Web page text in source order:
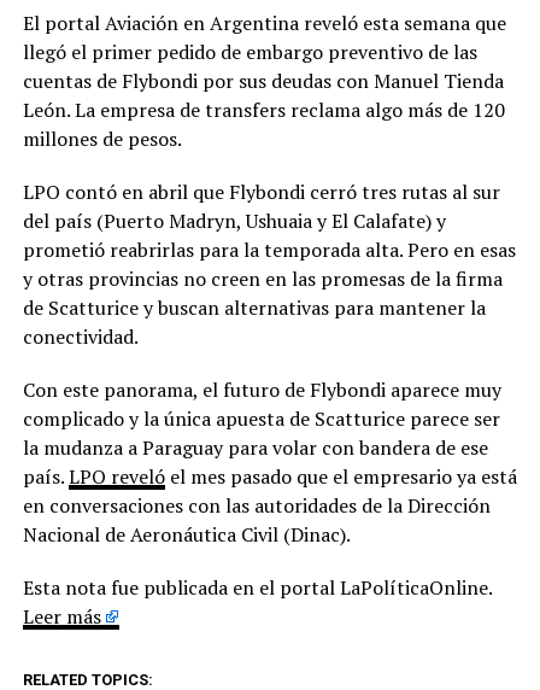
El portal Aviación en Argentina reveló esta semana que
llegó el primer pedido de embargo preventivo de las
cuentas de Flybondi por sus deudas con Manuel Tienda
León. La empresa de transfers reclama algo más de 120
millones de pesos.
LPO contó en abril que Flybondi cerró tres rutas al sur
del país (Puerto Madryn, Ushuaia y El Calafate) y
prometió reabrirlas para la temporada alta. Pero en esas
y otras provincias no creen en las promesas de la firma
de Scatturice y buscan alternativas para mantener la
conectividad.
Con este panorama, el futuro de Flybondi aparece muy
complicado y la única apuesta de Scatturice parece ser
la mudanza a Paraguay para volar con bandera de ese
país.LPO revelóel mes pasado que el empresario ya está
en conversaciones con las autoridades de la Dirección
Nacional de Aeronáutica Civil (Dinac).
Esta nota fue publicada en el portal LaPolíticaOnline.
Leer más
RELATED TOPICS: